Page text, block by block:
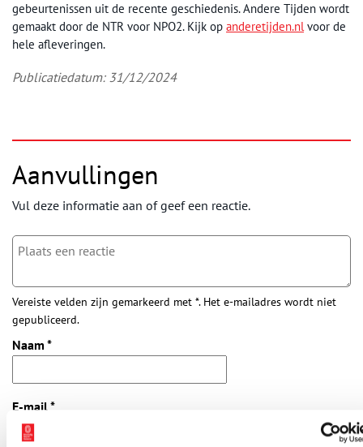
gebeurtenissen uit de recente geschiedenis. Andere Tijden wordt
gemaakt door de NTR voor NPO2. Kijk op anderetijden.nlvoor de
hele afleveringen.
Publicatiedatum: 31/12/2024
Aanvullingen
Vul deze informatie aan of geef een reactie.
Vereiste velden zijn gemarkeerd met *. Het e-mailadres wordt niet
gepubliceerd.
Naam *
E-mail*